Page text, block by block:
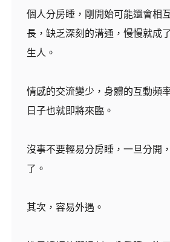
個人分房睡，剛開始可能還會相
長，缺乏深刻的溝通，慢慢就成
生人。
情感的交流變少，身體的互動頻
日子也就即將來臨。
沒事不要輕易分房睡，一旦分開
了。
其次，容易外遇。